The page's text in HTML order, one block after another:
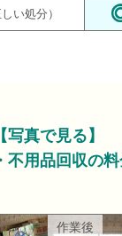
い処分）
【写真で見る】
不用品回収の料
作業後